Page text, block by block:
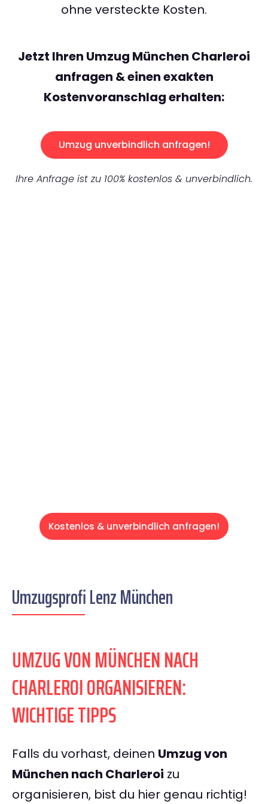
ohne versteckte Kosten.
Jetzt Ihren Umzug München Charleroi
anfragen & einen exakten
Kostenvoranschlag erhalten:
Umzug unverbindlich anfragen!
Ihre Anfrage ist zu 100% kostenlos & unverbindlich.
Kostenlos & unverbindlich anfragen!
Umzugsprofi Lenz München
UMZUG VON MÜNCHEN NACH
CHARLEROI ORGANISIEREN:
WICHTIGE TIPPS
Falls du vorhast, deinen Umzug von
München nach Charleroi zu
organisieren, bist du hier genau richtig!